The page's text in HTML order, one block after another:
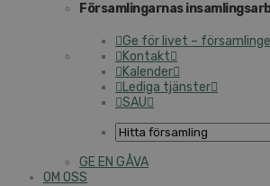
Församlingarnas
Ge för livet –
Kontakt
Kalender
Lediga tjänster
SAU
GE EN GÅVA
OM OSS